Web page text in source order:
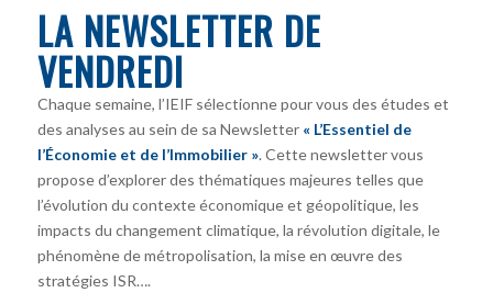
LA NEWSLETTER DE
VENDREDI
Chaque semaine, l’IEIF sélectionne pour vous des études et
des analyses au sein de sa Newsletter « L’Essentiel de
l’Économie et de l’Immobilier ». Cette newsletter vous
propose d’explorer des thématiques majeures telles que
l’évolution du contexte économique et géopolitique, les
impacts du changement climatique, la révolution digitale, le
phénomène de métropolisation, la mise en œuvre des
stratégies ISR….